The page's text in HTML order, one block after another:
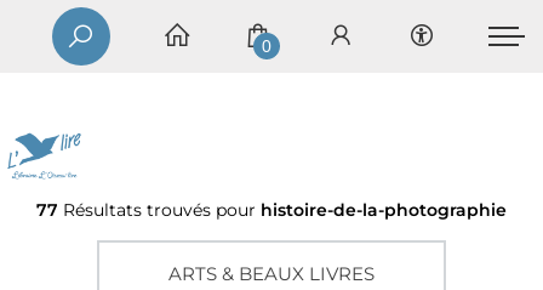
0
77 Résultats trouvés pour histoire-de-la-photographie
ARTS & BEAUX LIVRES